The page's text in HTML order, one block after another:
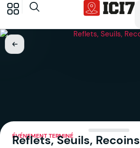
ÉVÉNEMENT TERMINÉ
Reflets, Seuils, Recoins